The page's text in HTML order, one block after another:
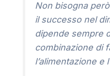
Non bisogna
il successo nel
dipende sempre
combinazione di
l’alimentazione e